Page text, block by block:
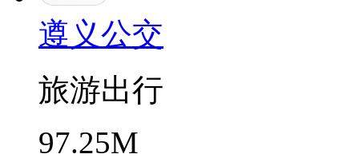
遵义公交
旅游出行
97.25M